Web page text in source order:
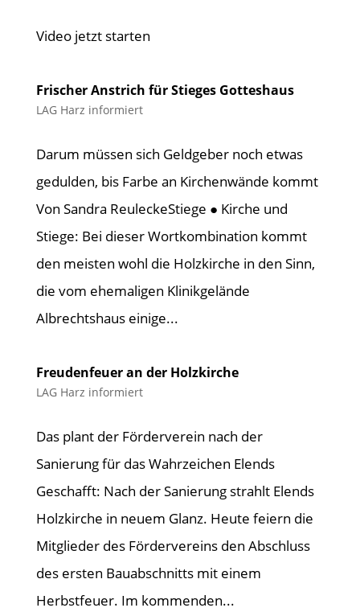
Video jetzt starten
Frischer Anstrich für Stieges Gotteshaus
LAG Harz informiert
Darum müssen sich Geldgeber noch etwas
gedulden, bis Farbe an Kirchenwände kommt
Von Sandra ReuleckeStiege ● Kirche und
Stiege: Bei dieser Wortkombination kommt
den meisten wohl die Holzkirche in den Sinn,
die vom ehemaligen Klinikgelände
Albrechtshaus einige...
Freudenfeuer an der Holzkirche
LAG Harz informiert
Das plant der Förderverein nach der
Sanierung für das Wahrzeichen Elends
Geschafft: Nach der Sanierung strahlt Elends
Holzkirche in neuem Glanz. Heute feiern die
Mitglieder des Fördervereins den Abschluss
des ersten Bauabschnitts mit einem
Herbstfeuer. Im kommenden...